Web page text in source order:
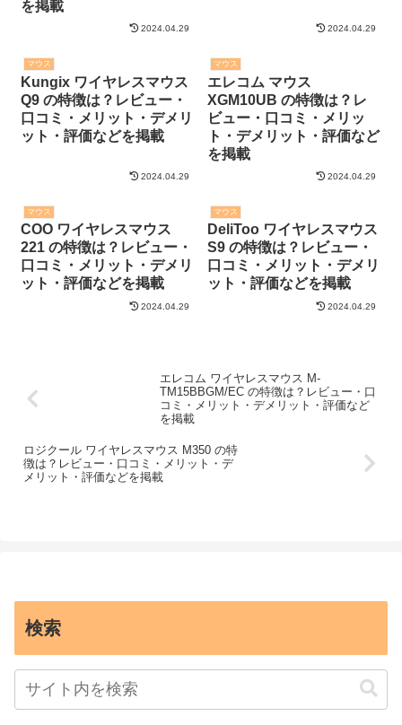
を掲載
2024.04.29 2024.04.29
マウス
Kungix ワイヤレスマウス
Q9 の特徴は？レビュー・
口コミ・メリット・デメリ
ット・評価などを掲載
2024.04.29
マウス
エレコム マウス
XGM10UB の特徴は？レ
ビュー・口コミ・メリッ
ト・デメリット・評価など
を掲載
2024.04.29
マウス
COO ワイヤレスマウス
221 の特徴は？レビュー・
口コミ・メリット・デメリ
ット・評価などを掲載
2024.04.29
マウス
DeliToo ワイヤレスマウス
S9 の特徴は？レビュー・
口コミ・メリット・デメリ
ット・評価などを掲載
2024.04.29
エレコム ワイヤレスマウス M-
TM15BBGM/EC の特徴は？レビュー・口
コミ・メリット・デメリット・評価など
を掲載
ロジクール ワイヤレスマウス M350 の特
徴は？レビュー・口コミ・メリット・デ
メリット・評価などを掲載
検索